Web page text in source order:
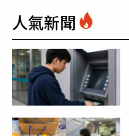
人氣新聞